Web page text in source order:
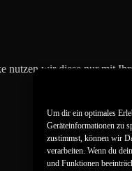
Um dir ein optimales
Geräteinformationen zu
zustimmst, können wir
verarbeiten. Wenn du
und Funktionen
nutzen wir diese nur mit